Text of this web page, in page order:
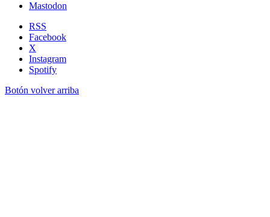
Mastodon
RSS
Facebook
X
Instagram
Spotify
Botón volver arriba